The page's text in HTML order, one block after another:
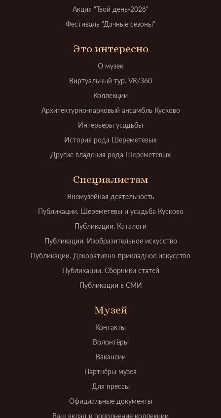
Акция "Твой день-2026"
Фестиваль "Дачные сезоны"
Это интересно
О музее
Виртуальный тур. VR/360
Коллекции
Архитектурно-парковый ансамбль Кусково
Интерьеры усадьбы
История рода Шереметевых
Другие владения рода Шереметевых
Специалистам
Внемузейная деятельность
Публикации. Шереметевы и усадьба Кусково
Публикации. Каталоги
Публикации. Изобразительное искусство
Публикации. Декоративно-прикладное искусство
Публикации. Сборники статей
Публикации в СМИ
Музей
Контакты
Волонтёры
Вакансии
Партнёры музея
Для прессы
Официальные документы
Ваш вклад в пополнение коллекции